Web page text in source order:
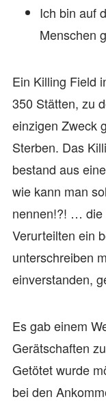
Ich bin auf
Menschen
Ein Killing Field
350 Stätten, zu
einzigen Zweck
Sterben. Das
bestand aus
wie kann man
nennen!?! … die
Verurteilten ein
unterschreiben
einverstanden,
Es gab einem
Gerätschaften
Getötet wurde
bei den